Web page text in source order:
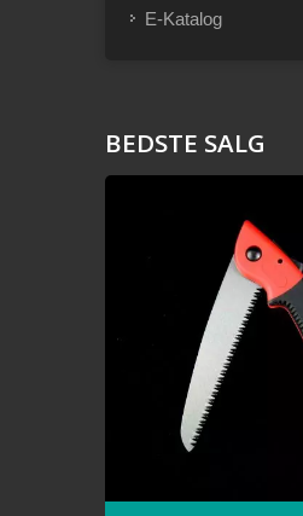
E-Katalog
BEDSTE SALG